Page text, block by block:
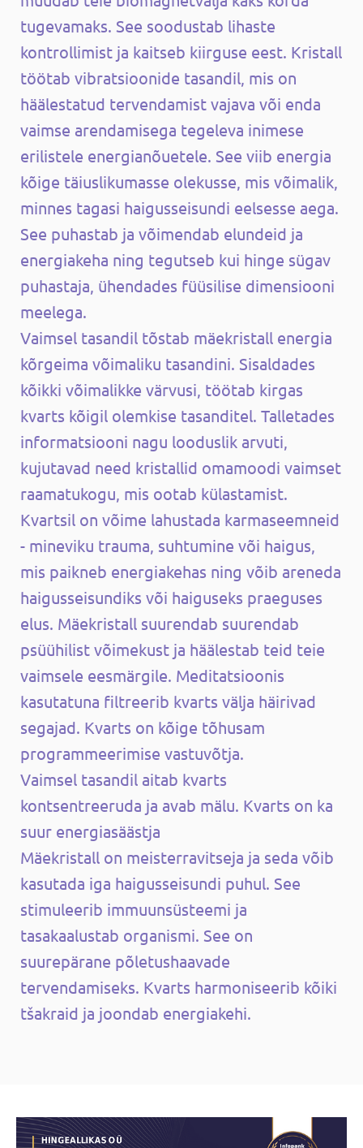
tugevamaks. See soodustab lihaste
kontrollimist ja kaitseb kiirguse eest. Kristall
töötab vibratsioonide tasandil, mis on
häälestatud tervendamist vajava või enda
vaimse arendamisega tegeleva inimese
erilistele energianõuetele. See viib energia
kõige täiuslikumasse olekusse, mis võimalik,
minnes tagasi haigusseisundi eelsesse aega.
See puhastab ja võimendab elundeid ja
energiakeha ning tegutseb kui hinge sügav
puhastaja, ühendades füüsilise dimensiooni
meelega.
Vaimsel tasandil tõstab mäekristall energia
kõrgeima võimaliku tasandini. Sisaldades
kõikki võimalikke värvusi, töötab kirgas
kvarts kõigil olemkise tasanditel. Talletades
informatsiooni nagu looduslik arvuti,
kujutavad need kristallid omamoodi vaimset
raamatukogu, mis ootab külastamist.
Kvartsil on võime lahustada karmaseemneid
- mineviku trauma, suhtumine või haigus,
mis paikneb energiakehas ning võib areneda
haigusseisundiks või haiguseks praeguses
elus. Mäekristall suurendab suurendab
psüühilist võimekust ja häälestab teid teie
vaimsele eesmärgile. Meditatsioonis
kasutatuna filtreerib kvarts välja häirivad
segajad. Kvarts on kõige tõhusam
programmeerimise vastuvõtja.
Vaimsel tasandil aitab kvarts
kontsentreeruda ja avab mälu. Kvarts on ka
suur energiasäästja
Mäekristall on meisterravitseja ja seda võib
kasutada iga haigusseisundi puhul. See
stimuleerib immuunsüsteemi ja
tasakaalustab organismi. See on
suurepärane põletushaavade
tervendamiseks. Kvarts harmoniseerib kõiki
tšakraid ja joondab energiakehi.